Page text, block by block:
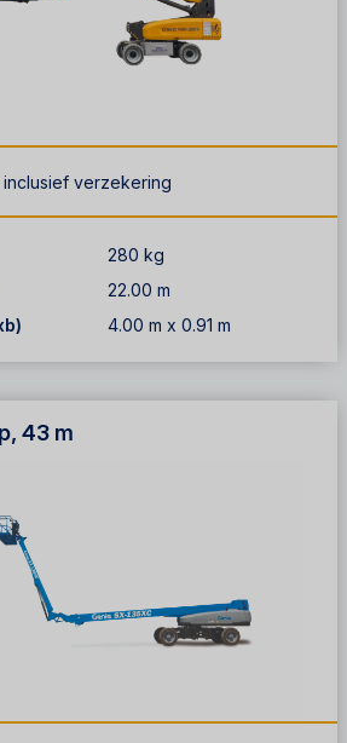
inclusief verzekering
280 kg
22.00 m
4.00 m x 0.91 m
43 m